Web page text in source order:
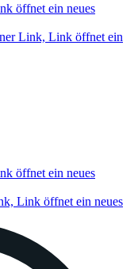
öffnet ein neues
Link, Link öffnet ein
öffnet ein neues
Link öffnet ein neues